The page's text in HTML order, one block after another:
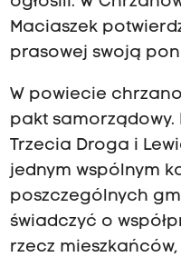
Maciaszek
prasowej swoją
W powiecie
pakt samorządowy.
Trzecia Droga i
jednym wspólnym
poszczególnych
świadczyć o
rzecz